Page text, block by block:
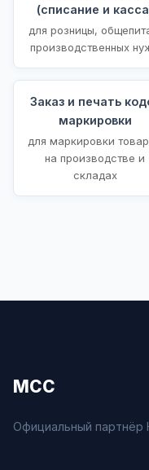
(списание и
для розницы,
производственных
Заказ и печать
маркировки
для маркировки
на производстве и
складах
МСС
Официальный партнёр